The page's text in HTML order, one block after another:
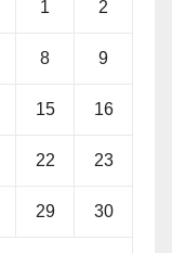
1 2
8 9
15 16
22 23
29 30